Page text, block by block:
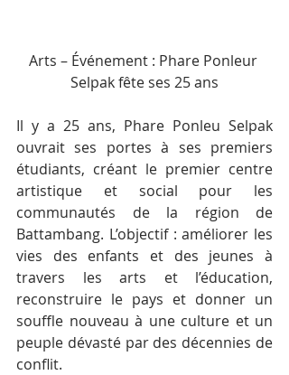
Arts – Événement : Phare Ponleur
Selpak fête ses 25 ans
Il y a 25 ans, Phare Ponleu Selpak
ouvrait ses portes à ses premiers
étudiants, créant le premier centre
artistique et social pour les
communautés de la région de
Battambang. L’objectif : améliorer les
vies des enfants et des jeunes à
travers les arts et l’éducation,
reconstruire le pays et donner un
souffle nouveau à une culture et un
peuple dévasté par des décennies de
conflit.